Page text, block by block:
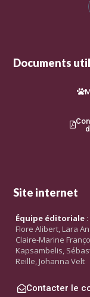
Documents
Site internet
Équipe éditoriale
Flore Alibert, Lara
Claire-Marine
Kapsambelis,
Reille, Johanna Velt
Contacter le